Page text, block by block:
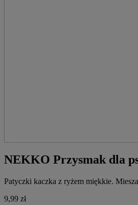
NEKKO Przysmak dla
Patyczki kaczka z ryżem miękkie.
9,99 zł